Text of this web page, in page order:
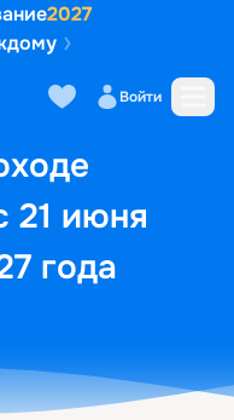
2027
Войти
21 июня
года
Маршрут и